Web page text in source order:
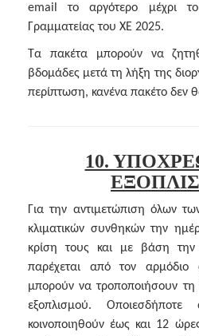
email το αργότερο μέχρι το
Γραμματείας του ΧΕ 2025.
Τα πακέτα μπορούν να
βδομάδες μετά τη λήξη της
περίπτωση, κανένα πακέτο δεν
10.
Για την αντιμετώπιση όλων
κλιματικών συνθηκών την
κρίση τους και με βάση
παρέχεται από τον αρμόδιο
μπορούν να τροποποιήσουν τη
εξοπλισμού.
κοινοποιηθούν έως και 12